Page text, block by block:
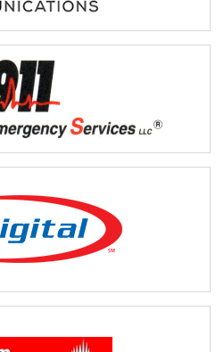
propose des services liés aux
à l’équipement pour centres
aux bases de données ALI.
des services de pointe grâce à ses
de planification, de
de mise en œuvre.
organismes et des entreprises de